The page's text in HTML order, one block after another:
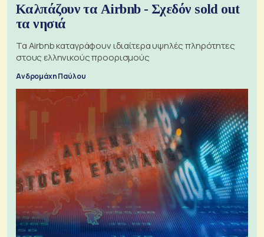
Καλπάζουν τα Airbnb - Σχεδόν sold out
τα νησιά
Τα Airbnb καταγράφουν ιδιαίτερα υψηλές πληρότητες
στους ελληνικούς προορισμούς
Ανδρομάχη Παύλου